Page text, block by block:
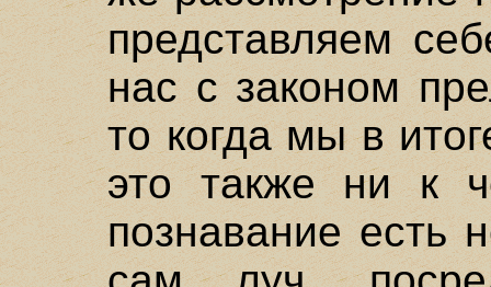
представляем
нас с законом
то когда мы в
это также ни к
познавание есть